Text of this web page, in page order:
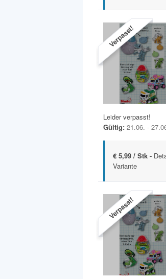
Verpasst!
Leider verpasst!
Gültig: 21.06. -
€ 5,99 / Stk -
Variante
Verpasst!